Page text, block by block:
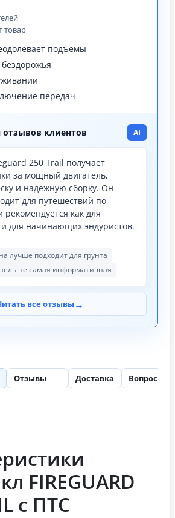
товар
подъемы
передач
клиентов AI
250 Trail получает
за мощный двигатель,
и надежную сборку. Он
для путешествий по
как для
для начинающих эндуристов.
лучше подходит для грунта
не самая информативная
все отзывы →
Отзывы Доставка Вопросы
FIREGUARD
с ПТС